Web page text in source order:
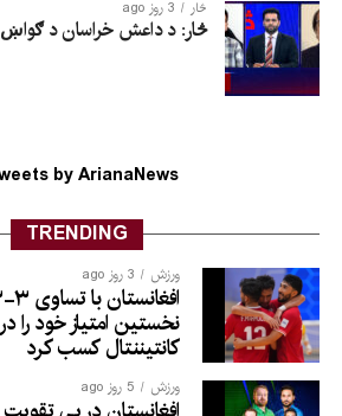
څار 3 روز ago
څار: د داعش خراسان د ګواښ
by ArianaNews_
TRENDING
ورزش 3 روز ago
نخستین امتیاز خود را
کانتیننتال کسب کرد
ورزش 5 روز ago